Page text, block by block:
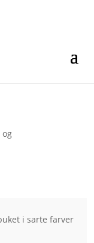
og
i sarte farver